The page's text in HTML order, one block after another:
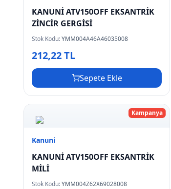
KANUNİ ATV150OFF EKSANTRİK
ZİNCİR GERGİSİ
Stok Kodu:YMM004A46A46035008
212,22 TL
Sepete Ekle
Kampanya
Kanuni
KANUNİ ATV150OFF EKSANTRİK
MİLİ
Stok Kodu:YMM004Z62X69028008